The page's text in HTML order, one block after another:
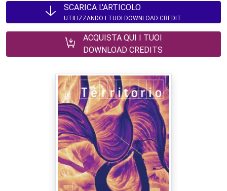
SCARICA L'ARTICOLO
UTILIZZANDO I TUOI DOWNLOAD CREDIT
ACQUISTA QUI I TUOI
DOWNLOAD CREDITS